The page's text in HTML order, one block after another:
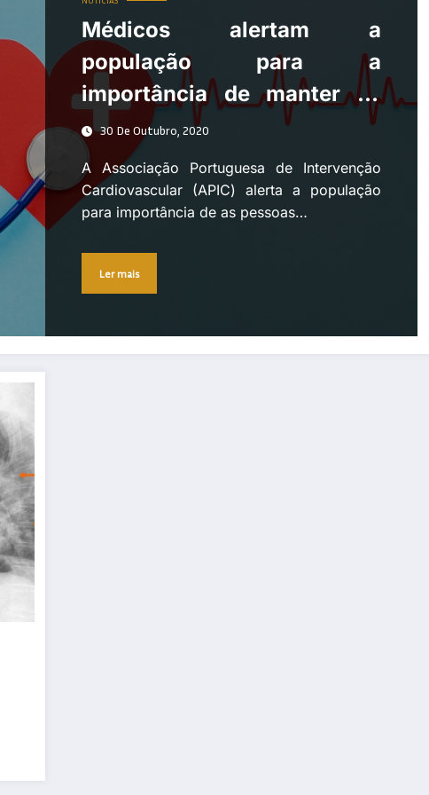
Médicos alertam a
população para a
importância de manter as
intervenções cardíacas
durante a pandemia
30 De Outubro, 2020
A Associação Portuguesa de Intervenção
Cardiovascular (APIC) alerta a população
para importância de as pessoas…
Ler mais